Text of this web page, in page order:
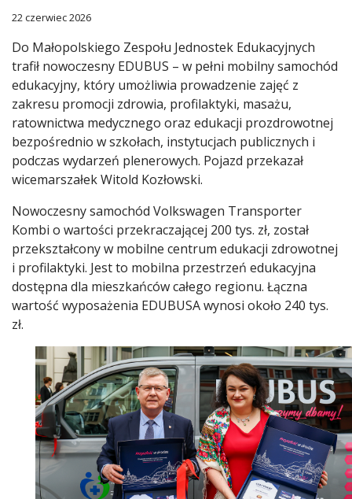
22 czerwiec 2026
Do Małopolskiego Zespołu Jednostek Edukacyjnych
trafił nowoczesny EDUBUS – w pełni mobilny samochód
edukacyjny, który umożliwia prowadzenie zajęć z
zakresu promocji zdrowia, profilaktyki, masażu,
ratownictwa medycznego oraz edukacji prozdrowotnej
bezpośrednio w szkołach, instytucjach publicznych i
podczas wydarzeń plenerowych. Pojazd przekazał
wicemarszałek Witold Kozłowski.
Nowoczesny samochód Volkswagen Transporter
Kombi o wartości przekraczającej 200 tys. zł, został
przekształcony w mobilne centrum edukacji zdrowotnej
i profilaktyki. Jest to mobilna przestrzeń edukacyjna
dostępna dla mieszkańców całego regionu. Łączna
wartość wyposażenia EDUBUSA wynosi około 240 tys.
zł.